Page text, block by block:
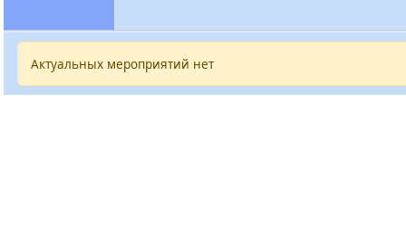
Актуальных мероприятий нет